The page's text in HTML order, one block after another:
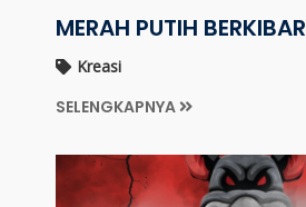
MERAH PUTIH BERKIBAR
Kreasi
SELENGKAPNYA